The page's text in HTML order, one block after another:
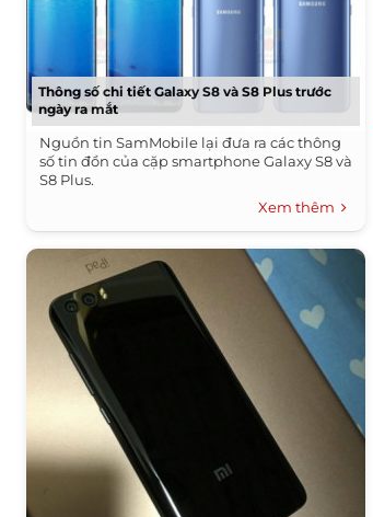
Thông số chi tiết Galaxy S8 và S8 Plus trước
ngày ra mắt
Nguồn tin SamMobile lại đưa ra các thông
số tin đồn của cặp smartphone Galaxy S8 và
S8 Plus.
Xem thêm